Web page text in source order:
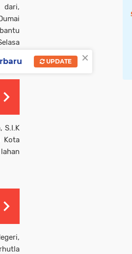
S.I.K
Kota
×
UPDATE